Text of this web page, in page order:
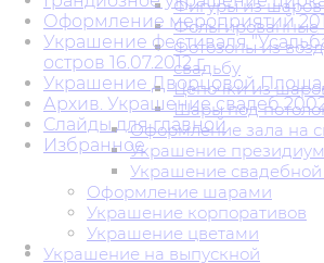
Фигуры из шаров
Фотозоны из
свадьбу
Цепочки из
Шары под
Оформление зала на
Украшение
Украшение
Оформление шарами
Украшение корпоративов
Украшение цветами
Украшение на выпускной
Оформление мероприятий
Украшение фестиваля
остров 16.07.2012 г.
Украшение Дворцовой
Архив. Украшение свадеб
Слайды для главной
Избранное